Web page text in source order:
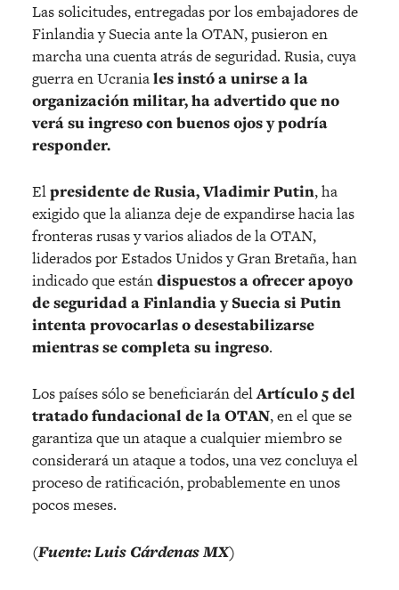
Las solicitudes, entregadas por los embajadores de
Finlandia y Suecia ante la OTAN, pusieron en
marcha una cuenta atrás de seguridad. Rusia, cuya
guerra en Ucraniales instó a unirse a la
organización militar, ha advertido que no
verá su ingreso con buenos ojos y podría
responder.
Elpresidente de Rusia, Vladimir Putin, ha
exigido que la alianza deje de expandirse hacia las
fronteras rusas y varios aliados de la OTAN,
liderados por Estados Unidos y Gran Bretaña, han
indicado que estándispuestos a ofrecer apoyo
de seguridad a Finlandia y Suecia si Putin
intenta provocarlas o desestabilizarse
mientras se completa su ingreso.
Los países sólo se beneficiarán delArtículo 5 del
tratado fundacional de la OTAN, en el que se
garantiza que un ataque a cualquier miembro se
considerará un ataque a todos, una vez concluya el
proceso de ratificación, probablemente en unos
pocos meses.
(Fuente: Luis Cárdenas MX)